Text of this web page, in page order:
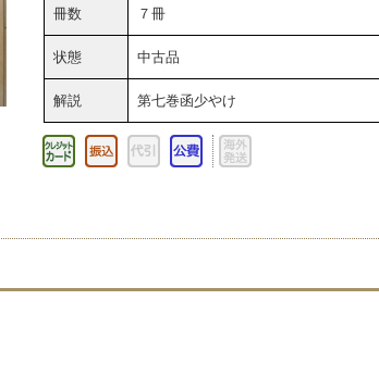
冊数 ７冊
状態 中古品
解説 第七巻函少やけ